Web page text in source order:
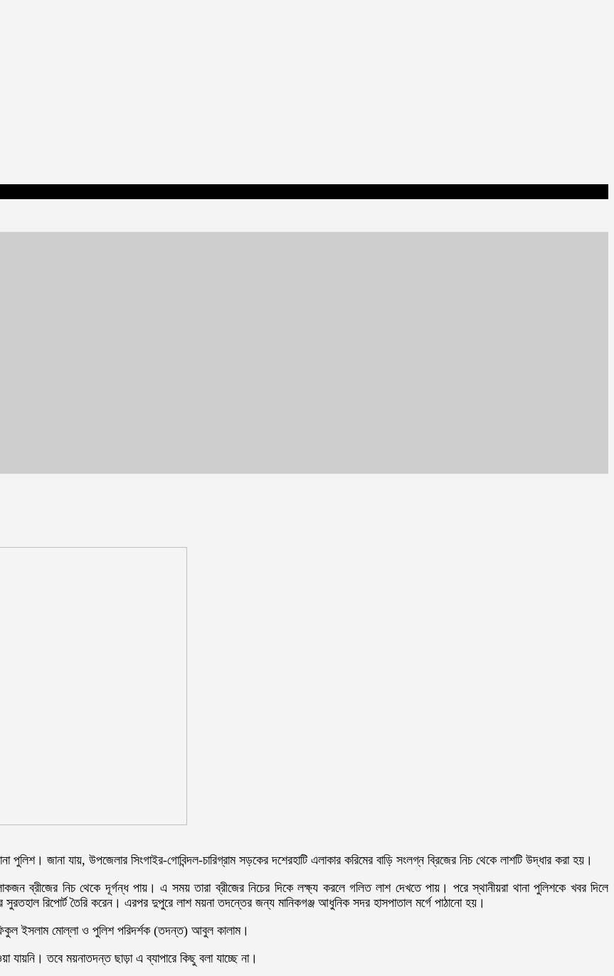
পুলিশ। জানা যায়, উপজেলার সিংগাইর-গোবিন্দল-চারিগ্রাম সড়কের দশেরহাটি এলাকার করিমের বাড়ি সংলগ্ন ব্রিজের নিচ থেকে লাশটি উদ্ধার করা হয়।
ব্রীজের নিচ থেকে দূর্গন্ধ পায়। এ সময় তারা ব্রীজের নিচের দিকে লক্ষ্য করলে গলিত লাশ দেখতে পায়। পরে স্থানীয়রা থানা পুলিশকে খবর দিলে
রিপোর্ট তৈরি করেন। এরপর দুপুরে লাশ ময়না তদন্তের জন্য মানিকগঞ্জ আধুনিক সদর হাসপাতাল মর্গে পাঠানো হয়।
ইসলাম মোল্লা ও পুলিশ পরিদর্শক (তদন্ত) আবুল কালাম।
যায়নি। তবে ময়নাতদন্ত ছাড়া এ ব্যাপারে কিছু বলা যাচ্ছে না।